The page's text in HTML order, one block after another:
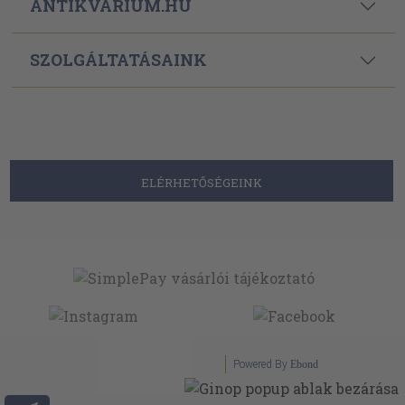
ANTIKVÁRIUM.HU
SZOLGÁLTATÁSAINK
ELÉRHETŐSÉGEINK
Powered By Ebond